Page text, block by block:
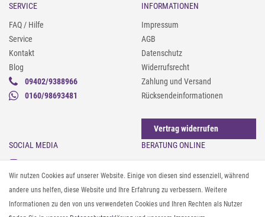
SERVICE
FAQ / Hilfe
Service
Kontakt
Blog
09402/9388966
0160/98693481
INFORMATIONEN
Impressum
AGB
Datenschutz
Widerrufsrecht
Zahlung und Versand
Rücksendeinformationen
Vertrag widerrufen
SOCIAL MEDIA
Instagram
Facebook
Pinterest
Twitter
BERATUNG ONLINE
Gürtel messen & kürzen
Sonnenbrillen & UV-Schutz
Textilpflege
Textil- und Material-Guide
Wir nutzen Cookies auf unserer Website. Einige von diesen sind essenziell, während
andere uns helfen, diese Website und Ihre Erfahrung zu verbessern. Weitere
Informationen zu den von uns verwendeten Cookies und Ihren Rechten als Nutzer